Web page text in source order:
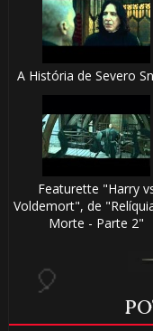
A História de Severo
Featurette "Harry
Voldemort", de
Morte - Parte 2"